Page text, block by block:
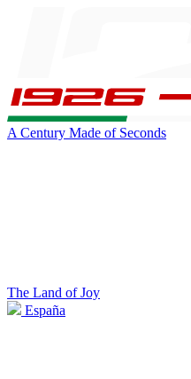
A Century Made of Seconds
The Land of Joy
España